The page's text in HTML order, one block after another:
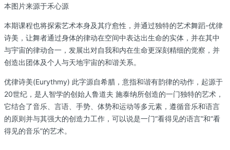
本图片来源于禾心源
本期课程也将探索艺术本身及其疗愈性，并通过独特的艺术舞蹈-优律
诗美，让舞者通过身体的律动在空间中表达出生命的实体，并在其中
与宇宙的律动合一，发展出对自我和内在生命更深刻精细的觉察，并
创造出团体及个人与天地宇宙的和谐关系。
优律诗美(Eurythmy) 此字源自希腊，意指和谐有韵律的动作，起源于
20世纪，是人智学的创始人鲁道夫 施泰纳所创造的一门独特的艺术，
它结合了音乐、言语、手势、体势和运动等多元素，遵循音乐和语言
的原则并与其强大的创造力工作，可以说是一门“看得见的语言”和“看
得见的音乐”的艺术。